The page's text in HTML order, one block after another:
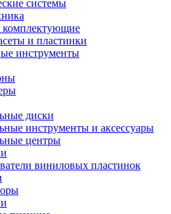
системы
комплектующие
и пластинки
инструменты
диски
инструменты и аксессуары
центры
виниловых пластинок